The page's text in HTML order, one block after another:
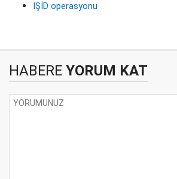
IŞİD operasyonu
HABERE YORUM KAT